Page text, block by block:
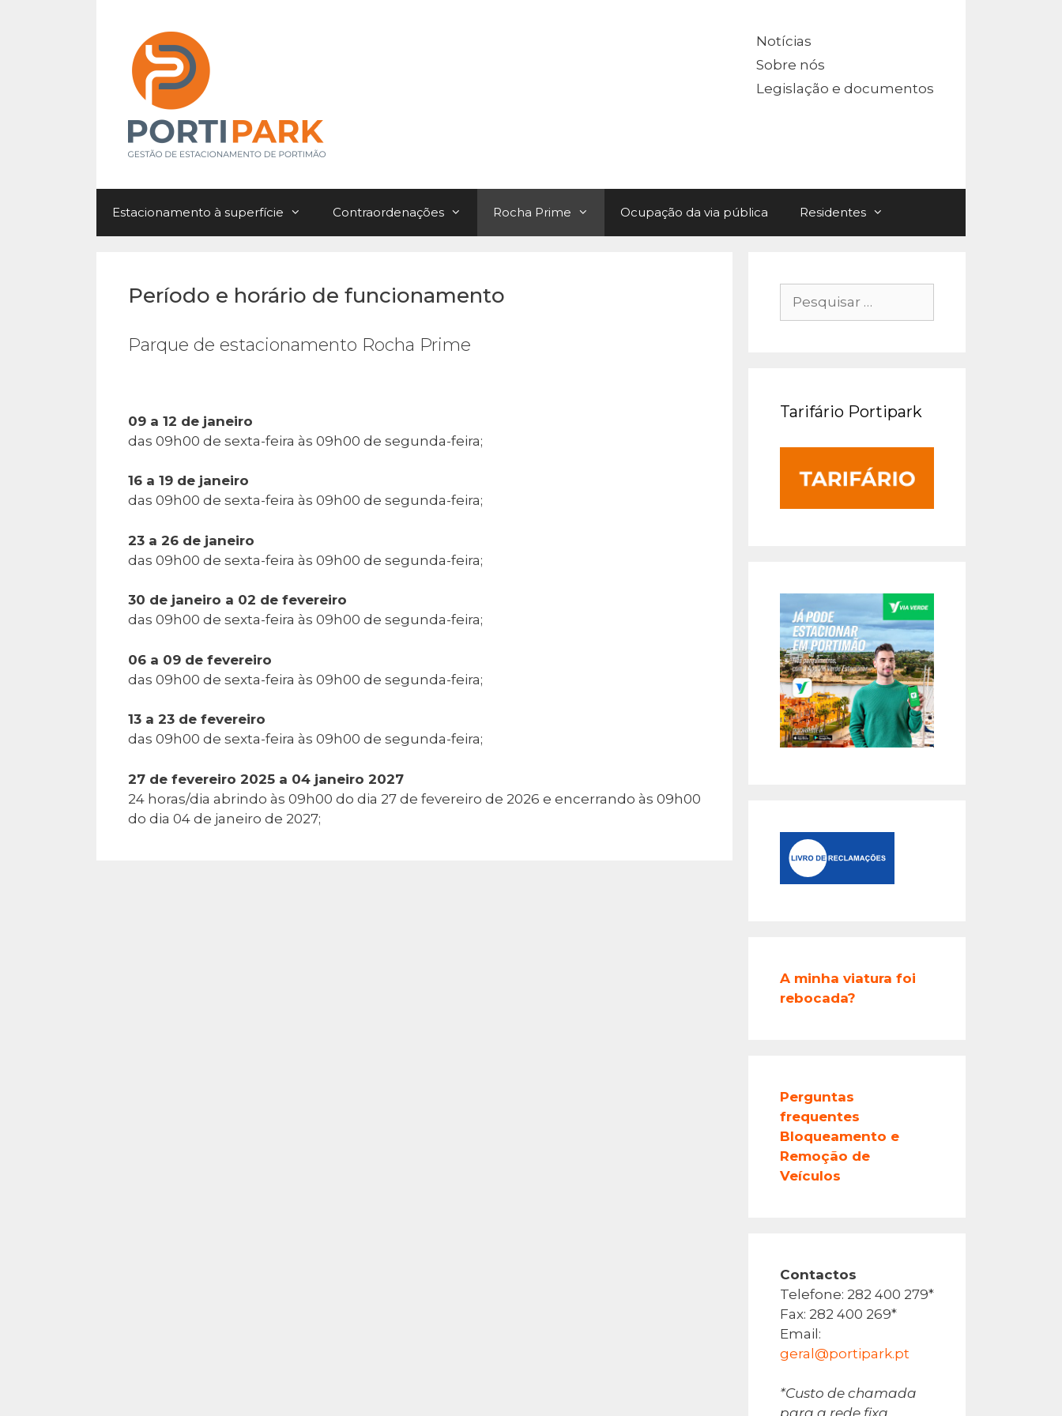
Notícias
Sobre nós
Legislação e documentos
Estacionamento à superfície Contraordenações Rocha Prime Ocupação da via pública Residentes
Período e horário de funcionamento
Parque de estacionamento Rocha Prime
09 a 12 de janeiro
das 09h00 de sexta-feira às 09h00 de segunda-feira;
16 a 19 de janeiro
das 09h00 de sexta-feira às 09h00 de segunda-feira;
23 a 26 de janeiro
das 09h00 de sexta-feira às 09h00 de segunda-feira;
30 de janeiro a 02 de fevereiro
das 09h00 de sexta-feira às 09h00 de segunda-feira;
06 a 09 de fevereiro
das 09h00 de sexta-feira às 09h00 de segunda-feira;
13 a 23 de fevereiro
das 09h00 de sexta-feira às 09h00 de segunda-feira;
27 de fevereiro 2025 a 04 janeiro 2027
24 horas/dia abrindo às 09h00 do dia 27 de fevereiro de 2026 e encerrando às 09h00
do dia 04 de janeiro de 2027;
Pesquisar
Tarifário Portipark
A minha viatura foi
rebocada?
Perguntas
frequentes
Bloqueamento e
Remoção de
Veículos
Contactos
Telefone: 282 400 279*
Fax: 282 400 269*
Email:
geral@portipark.pt
*Custo de chamada
para a rede fixa